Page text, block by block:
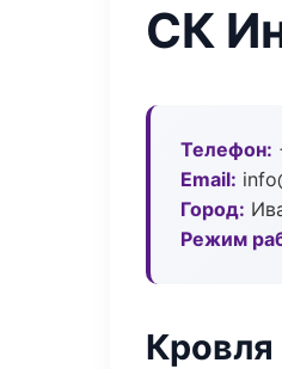
СК
Телефон:
Email:
Город:
Режим
Кровля